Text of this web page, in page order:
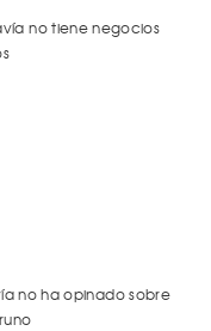
no tiene negocios
no ha opinado sobre